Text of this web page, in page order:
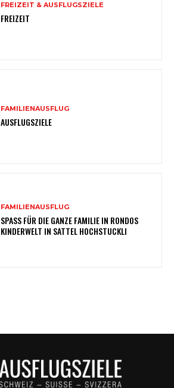
FREIZEIT & AUSFLUGSZIELE
FREIZEIT
FAMILIENAUSFLUG
AUSFLUGSZIELE
FAMILIENAUSFLUG
SPASS FÜR DIE GANZE FAMILIE IN RONDOS
KINDERWELT IN SATTEL HOCHSTUCKLI